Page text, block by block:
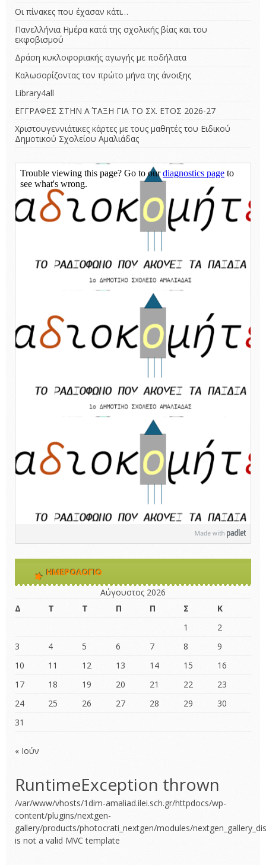
Οι πίνακες που έχασαν κάτι…
Πανελλήνια Ημέρα κατά της σχολικής βίας και του
εκφοβισμού
Δράση κυκλοφοριακής αγωγής με ποδήλατα
Καλωσορίζοντας τον πρώτο μήνα της άνοιξης
Library4all
ΕΓΓΡΑΦΕΣ ΣΤΗΝ Α΄ ΤΑΞΗ ΓΙΑ ΤΟ ΣΧ. ΕΤΟΣ 2026-27
Χριστουγεννιάτικες κάρτες με τους μαθητές του Ειδικού
Δημοτικού Σχολείου Αμαλιάδας
ΗΜΕΡΟΛΌΓΙΟ
Αύγουστος 2026
Δ
Τ Τ Π Π Σ
Κ
1
2
3
4 5 6 7 8
9
10
11 12 13 14 15
16
17
18 19 20 21 22
23
24
25 26 27 28 29
30
31
« Ιούν
RuntimeException thrown
/var/www/vhosts/1dim-amaliad.ilei.sch.gr/httpdocs/wp-
content/plugins/nextgen-
gallery/products/photocrati_nextgen/modules/
is not a valid MVC template